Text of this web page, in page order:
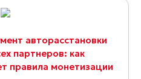
авторасстановки
партнеров: как
правила монетизации